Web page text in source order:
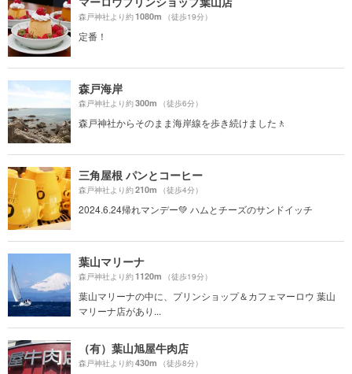
森戸神社より約1080m （徒歩19分）
定番！
森戸海岸
森戸神社より約300m （徒歩6分）
森戸神社からそのまま海岸線を歩き続けました🚶
三角屋根 パンとコーヒー
森戸神社より約210m （徒歩4分）
2024.6.24帰れマンデー💚 ハムとチーズのサンドイッチ
葉山マリーナ
森戸神社より約1120m （徒歩19分）
葉山マリーナの中に、プリンショップ＆カフェマーロウ 葉山
マリーナ店があり...
（有）葉山旭屋牛肉店
森戸神社より約430m （徒歩8分）